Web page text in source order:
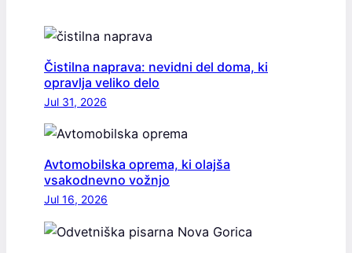
Čistilna naprava: nevidni del doma, ki
opravlja veliko delo
Jul 31, 2026
Avtomobilska oprema, ki olajša
vsakodnevno vožnjo
Jul 16, 2026